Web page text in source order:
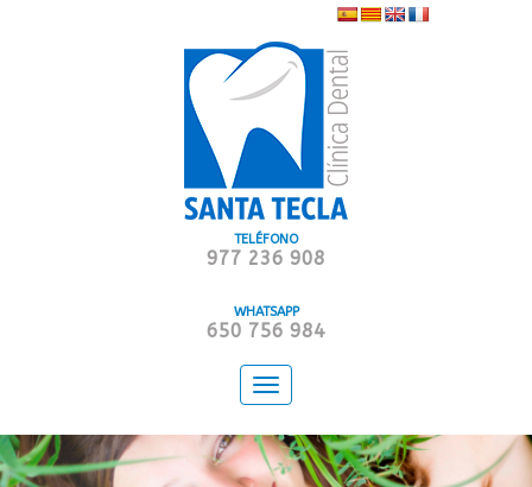
TELÉFONO
977 236 908
WHATSAPP
650 756 984
Toggle